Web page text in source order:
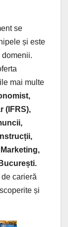
se
și este
mai multe
(IFRS),
carieră
și